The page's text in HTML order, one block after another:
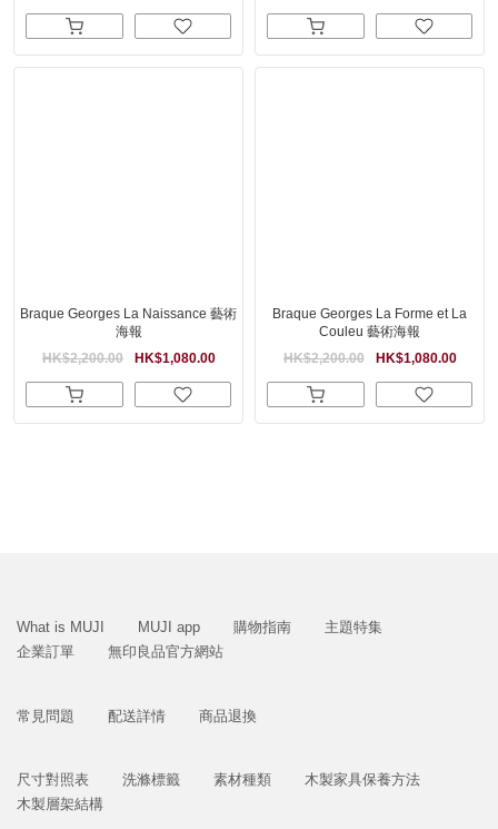
Braque Georges La Naissance 藝術
海報
HK$1,080.00
HK$2,200.00
Braque Georges La Forme et La
Couleu 藝術海報
HK$1,080.00
HK$2,200.00
What is MUJI MUJI app 購物指南
主題特集
企業訂單
無印良品官方網站
常見問題 配送詳情 商品退換
尺寸對照表 洗滌標籤 素材種類
木製家具保養方法
木製層架結構